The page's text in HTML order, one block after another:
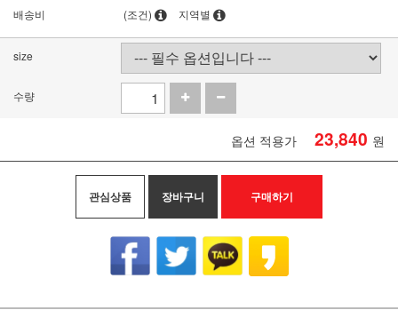
배송비
(조건) 지역별
size
수량
옵션 적용가 23,840 원
관심상품 장바구니 구매하기